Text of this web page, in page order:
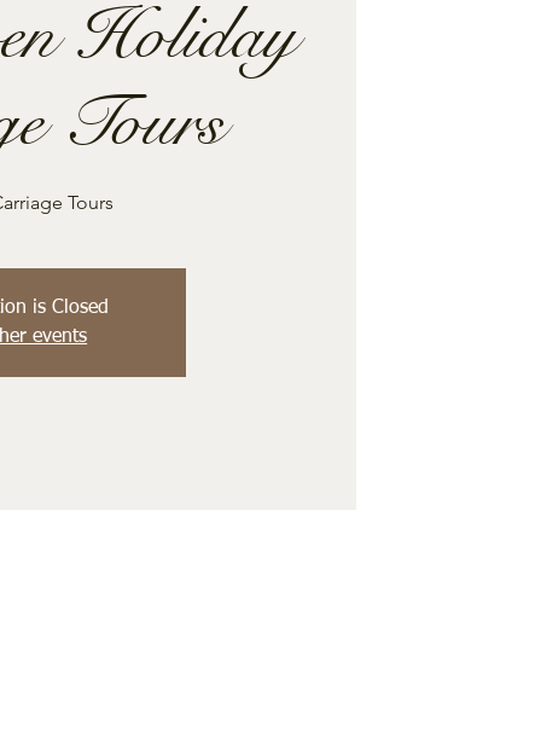
Holiday
Tours
Tours
is Closed
events